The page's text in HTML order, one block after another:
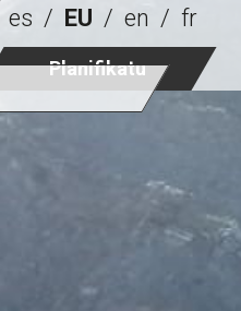
es EU en fr
Planifikatu